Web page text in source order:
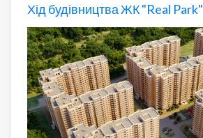
Хід будівництва ЖК "Real Park"